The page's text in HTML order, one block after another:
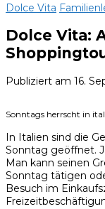
Dolce Vita
Dolce Vita:
Publiziert am 16.
Sonntags herrscht in
In Italien sind die
Sonntag geöffnet.
Man kann seinen
Sonntag tätigen
Besuch im